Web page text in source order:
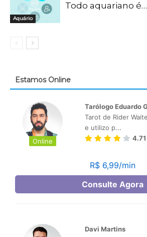
Aquário
Todo aquariano é…
Estamos Online